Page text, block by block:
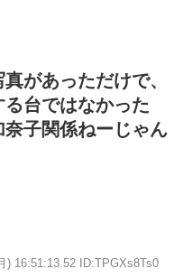
があっただけで、
台ではなかった
子関係ねーじゃん
) 16:51:13.52 ID:TPGXs8Ts0